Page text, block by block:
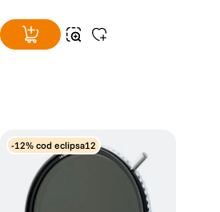
-12% cod eclipsa12